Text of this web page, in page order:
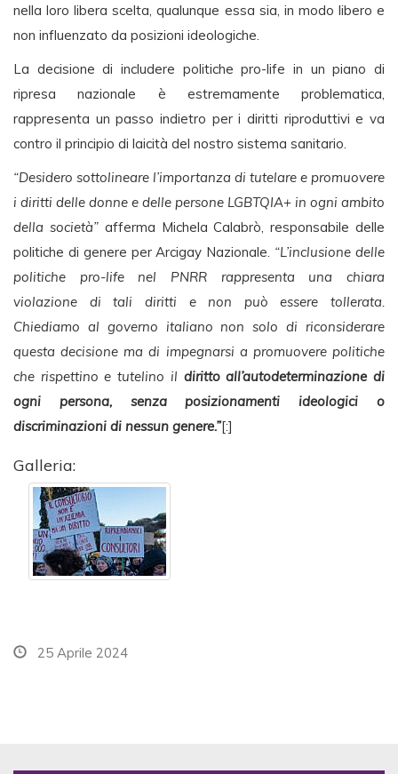
nella loro libera scelta, qualunque essa sia, in modo libero e
non influenzato da posizioni ideologiche.
La decisione di includere politiche pro-life in un piano di
ripresa nazionale è estremamente problematica,
rappresenta un passo indietro per i diritti riproduttivi e va
contro il principio di laicità del nostro sistema sanitario.
“Desidero sottolineare l’importanza di tutelare e promuovere
i diritti delle donne e delle persone LGBTQIA+ in ogni ambito
della società”afferma Michela Calabrò, responsabile delle
politiche di genere per Arcigay Nazionale. “L’inclusione delle
politiche pro-life nel PNRR rappresenta una chiara
violazione di tali diritti e non può essere tollerata.
Chiediamo al governo italiano non solo di riconsiderare
questa decisione ma di impegnarsi a promuovere politiche
che rispettino e tutelino il diritto all’autodeterminazione di
ogni persona, senza posizionamenti ideologici o
discriminazioni di nessun genere.”[:]
Galleria:
25 Aprile 2024